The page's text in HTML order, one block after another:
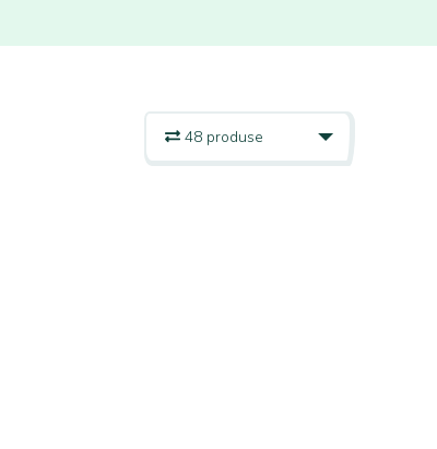
48 produse